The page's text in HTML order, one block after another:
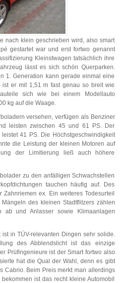
nach klein geschrieben wird, also smart
gestartet war und erst fortwo genannt
Kleinstwagen tatsächlich ihre
lässt es sich schön Querparken.
1. Generation kann gerade einmal eine
ist er mit 1,51 m fast genau so breit wie
sich wie bei einem Modellauto
kg auf die Waage.
versehen, verfügen als Benziner
leisten zwischen 45 und 61 PS. Der
41 PS. Die Höchstgeschwindigkeit
die Leistung der kleinen Motoren auf
der Limitierung ließ auch höhere
zu den anfälligen Schwachstellen
tauchen häufig auf. Des
ex. Ein weiteres Todesurteil
des kleinen Stadtflitzers zählen
ab und Anlasser sowie Klimaanlagen
in TÜV-relevanten Dingen sehr solide.
des Abblendslicht ist das einzige
Prüfingenieure ist der Smart fortwo also
hat die Qual der Wahl, denn es gibt
Cabrio. Beim Preis merkt man allerdings
ist das recht kleine Automobil